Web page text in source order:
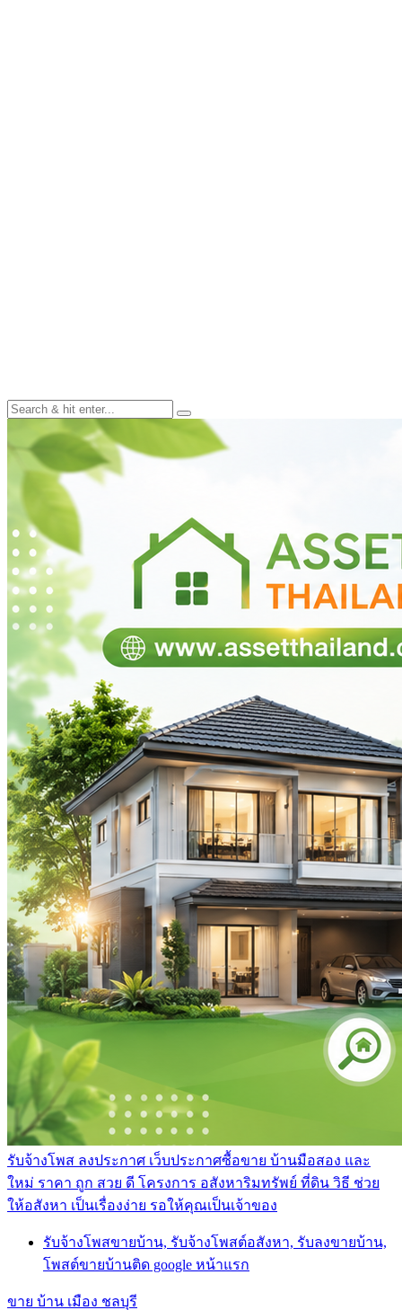
รับจ้างโพส ลงประกาศ เว็บประกาศซื้อขาย บ้านมือสอง และ
ใหม่ ราคา ถูก สวย ดี โครงการ อสังหาริมทรัพย์ ที่ดิน วิธี ช่วย
ให้อสังหา เป็นเรื่องง่าย รอให้คุณเป็นเจ้าของ
รับจ้างโพสขายบ้าน, รับจ้างโพสต์อสังหา, รับลงขายบ้าน,
โพสต์ขายบ้านติด google หน้าแรก
ขาย บ้าน เมือง ชลบุรี